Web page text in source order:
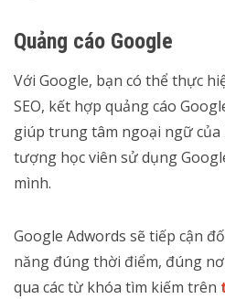
Quảng cáo Google
Với Google, bạn có thể thực
SEO, kết hợp quảng cáo
giúp trung tâm ngoại ngữ của
tượng học viên sử dụng
mình.
Google Adwords sẽ tiếp cận
năng đúng thời điểm, đúng
qua các từ khóa tìm kiếm trên